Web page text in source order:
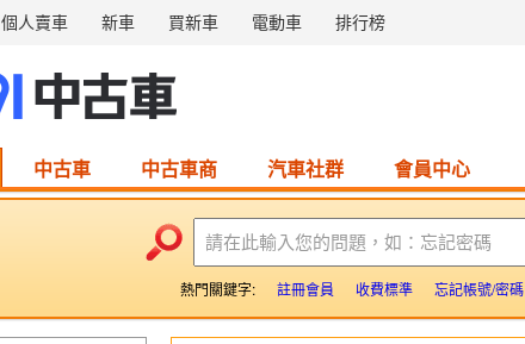
個人賣車 新車 買新車 電動車 排行榜
中古車 中古車商 汽車社群 會員中心
請在此輸入您的問題，如：忘記密碼
熱門關鍵字: 註冊會員 收費標準 忘記帳號/密碼